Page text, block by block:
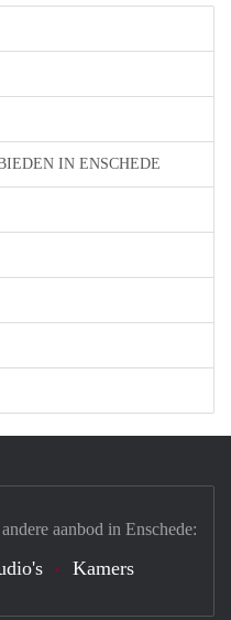
IN ENSCHEDE
aanbod in Enschede:
Kamers